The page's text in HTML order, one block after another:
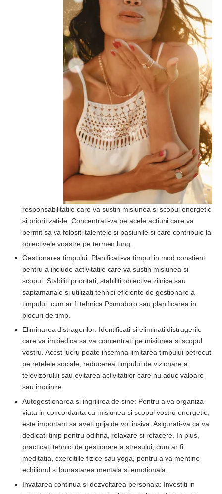
responsabilitatile care va sustin misiunea si scopul energetic
si prioritizati-le. Concentrati-va pe acele actiuni care va
permit sa va folositi talentele si pasiunile si care contribuie la
obiectivele voastre pe termen lung.
Gestionarea timpului: Planificati-va timpul in mod constient
pentru a include activitatile care va sustin misiunea si
scopul. Stabiliti prioritati, stabiliti obiective zilnice sau
saptamanale si utilizati tehnici eficiente de gestionare a
timpului, cum ar fi tehnica Pomodoro sau planificarea in
blocuri de timp.
Eliminarea distragerilor: Identificati si eliminati distragerile
care va impiedica sa va concentrati pe misiunea si scopul
vostru. Acest lucru poate insemna limitarea timpului petrecut
pe retelele sociale, reducerea timpului de vizionare a
televizorului sau evitarea activitatilor care nu aduc valoare
sau implinire.
Autogestionarea si ingrijirea de sine: Pentru a va organiza
viata in concordanta cu misiunea si scopul vostru energetic,
este important sa aveti grija de voi insiva. Asigurati-va ca va
dedicati timp pentru odihna, relaxare si refacere. In plus,
practicati tehnici de gestionare a stresului, cum ar fi
meditatia, exercitiile fizice sau yoga, pentru a va mentine
echilibrul si bunastarea mentala si emotionala.
Invatarea continua si dezvoltarea personala: Investiti in